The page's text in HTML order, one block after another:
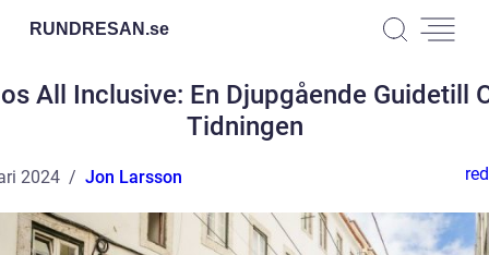
RUNDRESAN.se
All Inclusive: En Djupgående Guidetill
Tidningen
2024 Jon Larsson